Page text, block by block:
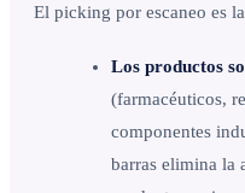
El picking por escaneo es
Los productos
(farmacéuticos,
componentes
barras elimina la